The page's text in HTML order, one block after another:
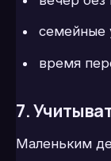
семейные
время
7.
Маленьким